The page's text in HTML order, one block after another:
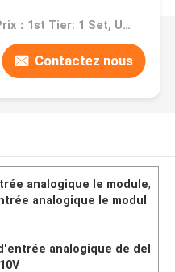
Prix：1st Tier: 1 Set, Unit Price USD 3.00 2nd Tier: 2-5 Sets, Unit Price USD 2.00 3rd Tier: Over 5 Sets, Unit Price USD 1.00
Contactez nous
analogique le module,
analogique le modul
analogique de del